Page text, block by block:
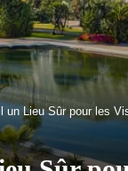
un Lieu Sûr pour les